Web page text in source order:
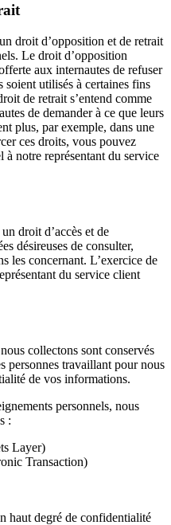
droit d’opposition et de retrait
Le droit d’opposition
aux internautes de refuser
soient utilisés à certaines fins
de retrait s’entend comme
de demander à ce que leurs
plus, par exemple, dans une
ces droits, vous pouvez
notre représentant du service
droit d’accès et de
désireuses de consulter,
les concernant. L’exercice de
du service client
collectons sont conservés
personnes travaillant pour nous
de vos informations.
personnels, nous
:
Layer)
Transaction)
haut degré de confidentialité